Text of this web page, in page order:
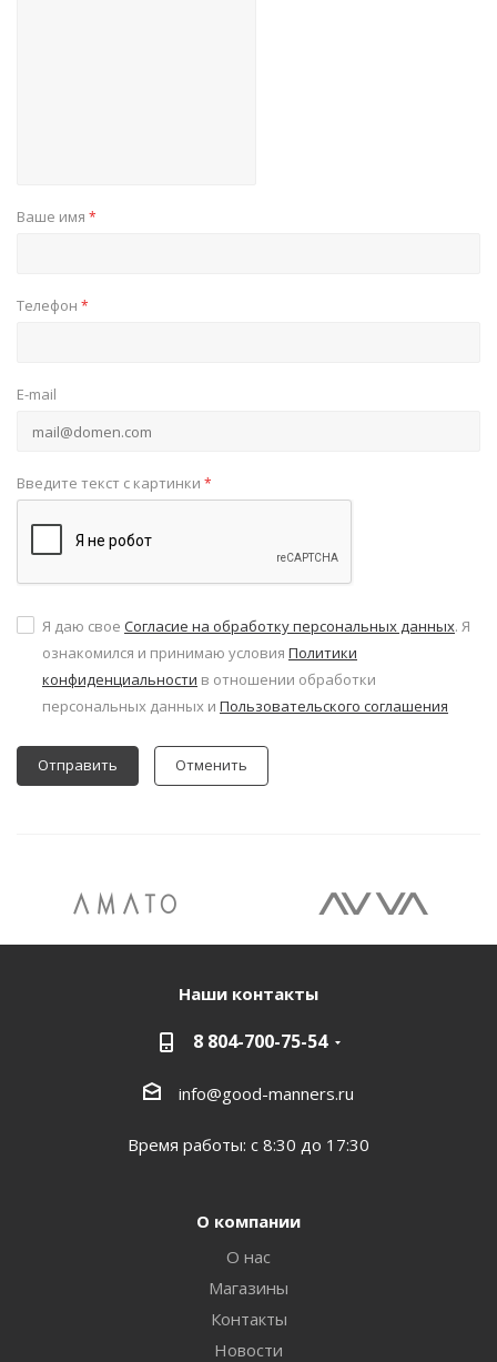
Ваше имя *
Телефон *
E-mail
Введите текст с картинки *
Я даю свое Согласие на обработку персональных данных. Я
ознакомился и принимаю условия Политики
конфиденциальности в отношении обработки
персональных данных и Пользовательского соглашения
Отменить
Наши контакты
8 804-700-75-54
info@good-manners.ru
Время работы: с 8:30 до 17:30
О компании
О нас
Магазины
Контакты
Новости